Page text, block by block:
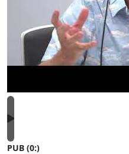
PUB (0:)